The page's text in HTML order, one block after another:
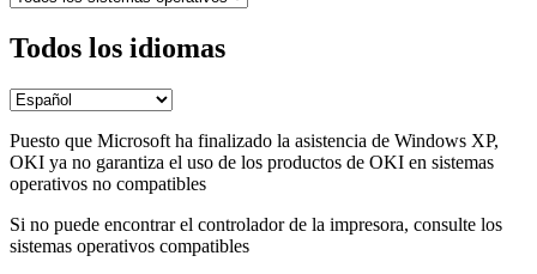
Todos los idiomas
Puesto que Microsoft ha finalizado la asistencia de Windows XP,
OKI ya no garantiza el uso de los productos de OKI en sistemas
operativos no compatibles
Si no puede encontrar el controlador de la impresora, consulte los
sistemas operativos compatibles